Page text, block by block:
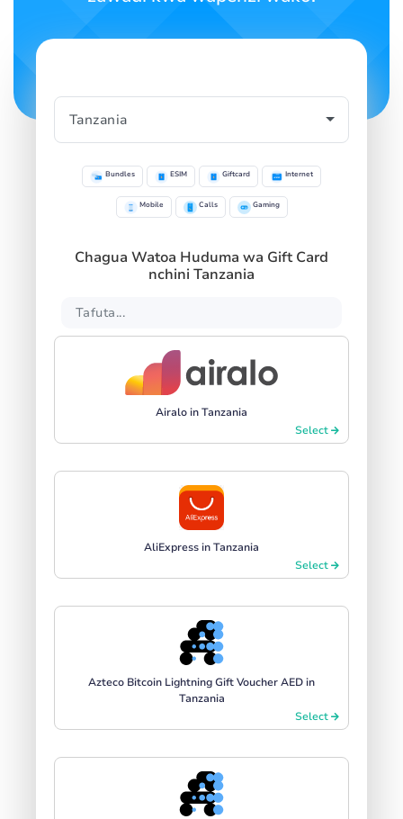
Bundles ESIM Giftcard Internet
Mobile Calls Gaming
Chagua Watoa Huduma wa Gift Card
nchini Tanzania
Airalo in Tanzania
Select
AliExpress in Tanzania
Select
Azteco Bitcoin Lightning Gift Voucher AED in
Tanzania
Select